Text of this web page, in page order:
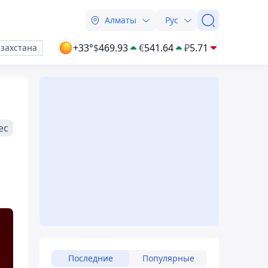
Алматы Рус
+33°$469.93 €541.64 ₽5.71
Последние Популярные